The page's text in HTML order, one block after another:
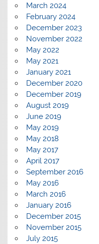
March 2024
February 2024
December 2023
November 2022
May 2022
May 2021
January 2021
December 2020
December 2019
August 2019
June 2019
May 2019
May 2018
May 2017
April 2017
September 2016
May 2016
March 2016
January 2016
December 2015
November 2015
July 2015